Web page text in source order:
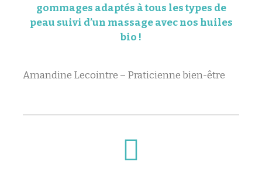
gommages adaptés à tous les types de
peau suivi d’un massage avec nos huiles
bio !
Amandine Lecointre – Praticienne bien-être